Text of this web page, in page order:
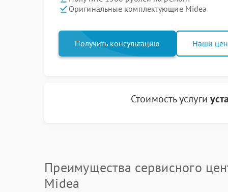
Оригинальные комплектующие Midea
Получить консультацию Наши
Стоимость услуги
Преимущества сервисного
Midea